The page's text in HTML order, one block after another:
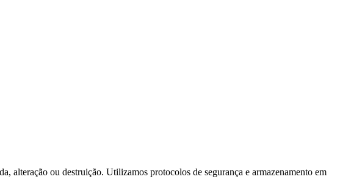
alteração ou destruição. Utilizamos protocolos de segurança e armazenamento em